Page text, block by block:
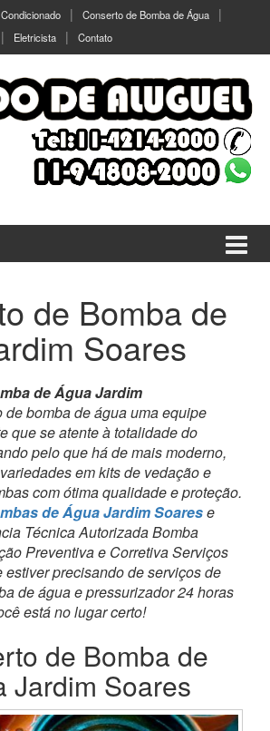
Conserto de Bomba de Água
Eletricista Contato
de Bomba de
Soares
de Água Jardim
de bomba de água uma equipe
que se atente à totalidade do
pelo que há de mais moderno,
em kits de vedação e
com ótima qualidade e proteção.
de Água Jardim Soarese
Técnica Autorizada Bomba
Preventiva e Corretiva Serviços
estiver precisando de serviços de
de água e pressurizador 24 horas
está no lugar certo!
de Bomba de
Jardim Soares